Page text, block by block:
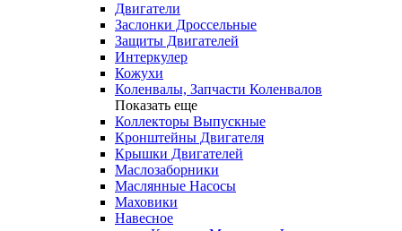
Двигатели
Заслонки Дроссельные
Защиты Двигателей
Интеркулер
Кожухи
Коленвалы, Запчасти Коленвалов
Показать еще
Коллекторы Выпускные
Кронштейны Двигателя
Крышки Двигателей
Маслозаборники
Маслянные Насосы
Маховики
Навесное